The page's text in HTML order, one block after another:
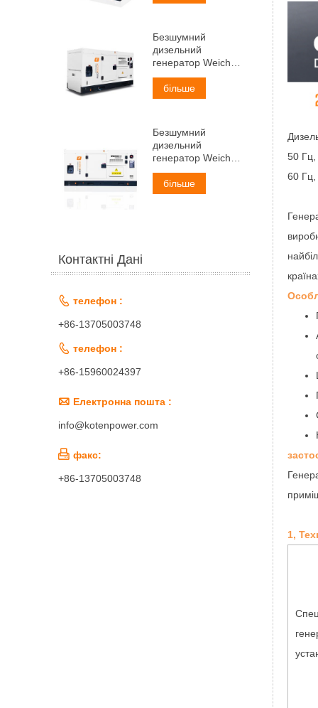
50 Гц,
60 Гц,
1,
Безшумний
дизельний
генератор Weichai
потужністю 50 кВА
більше
Безшумний
дизельний
генератор Weichai
потужністю 60 кВА
більше
Контактні Дані
 телефон :
+86-13705003748
 телефон :
+86-15960024397
 Електронна пошта :
info@kotenpower.com
 факс:
+86-13705003748